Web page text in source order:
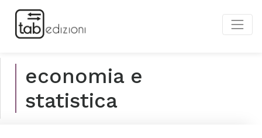
economia e
statistica